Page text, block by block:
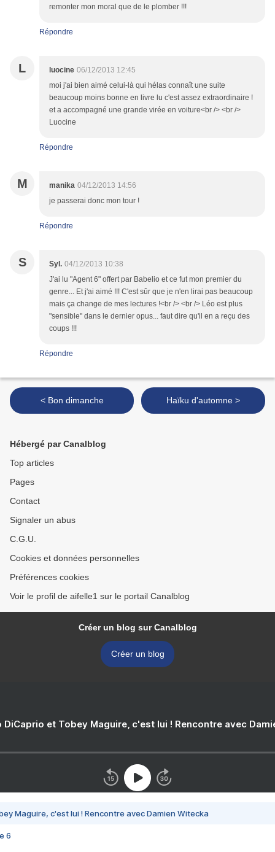
remonter mon moral que de le plomber !!!
Répondre
L luocine 06/12/2013 12:45
moi j'ai bien aimé celui-là qui hélas connaît une suite
beaucoup moins bonne en livre lu c'est assez extraordinaire !
et a accompagné une grande virée en voiture<br /> <br />
Luocine
Répondre
M manika 04/12/2013 14:56
je passerai donc mon tour !
Répondre
S Syl. 04/12/2013 10:38
J'ai lu "Agent 6" offert par Babelio et ce fut mon premier du
genre... Et j'ai aimé !!! C'est sûr que je n'en lirai pas beaucoup
mais ça change de mes lectures !<br /> <br /> Léo est plus
"sensible" dans le dernier opus... faut dire qu'il en a reçu des
coups !!!
Répondre
< Bon dimanche Haïku d'automne >
Hébergé par Canalblog
Top articles
Pages
Contact
Signaler un abus
C.G.U.
Cookies et données personnelles
Préférences cookies
Voir le profil de aifelle1 sur le portail Canalblog
Créer un blog sur Canalblog
Créer un blog
DiCaprio et Tobey Maguire, c'est lui ! Rencontre avec
Maguire, c'est lui ! Rencontre avec Damien Witecka
6